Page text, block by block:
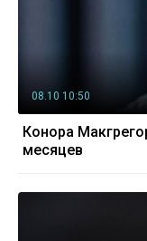
08.10 10:50
Конора
месяцев